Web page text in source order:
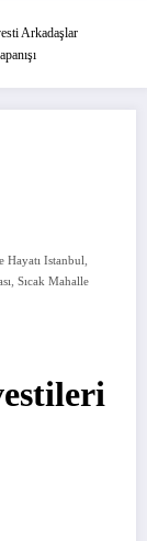
Arkadaşlar
Hayatı Istanbul
Sıcak Mahalle